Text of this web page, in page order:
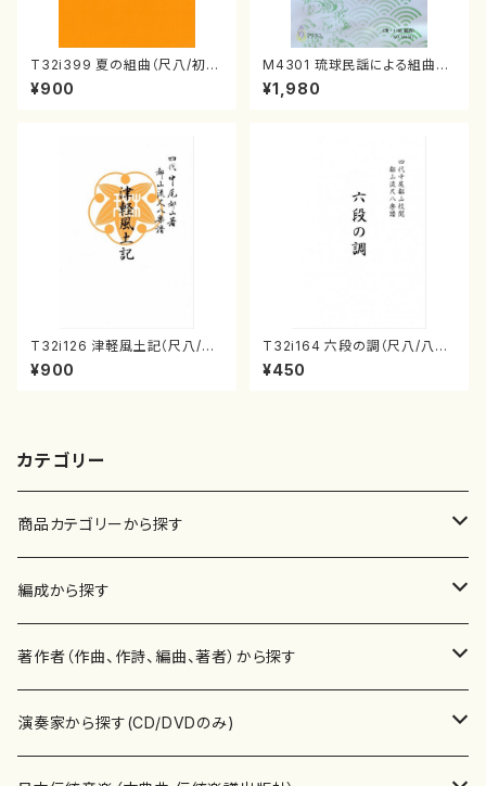
T32i399 夏の組曲（尺八/初代
山川園松/楽譜）都山流公刊楽譜
曲番:2104
¥900
M4301 琉球民謡による組曲
（箏/牧野由多可作曲/宮城喜代
子・宮城数江著/箏曲楽譜）
¥1,980
T32i126 津軽風土記（尺八/野
村峰山/尺八/都山式譜）都山流
公刊楽譜曲番:575
¥900
T32i164 六段の調（尺八/八橋
検校/楽譜）都山流公刊楽譜曲
番:1016
¥450
カテゴリー
商品カテゴリーから探す
楽譜
書籍
書籍
テキストブック
CD・DVD
編成から探す
邦楽器
箏・琴（ソロ）
箏・琴（合奏）
合唱
著作者（作曲、作詩、編曲、著者）から探す
あ行
演奏家から探す(CD/DVDのみ)